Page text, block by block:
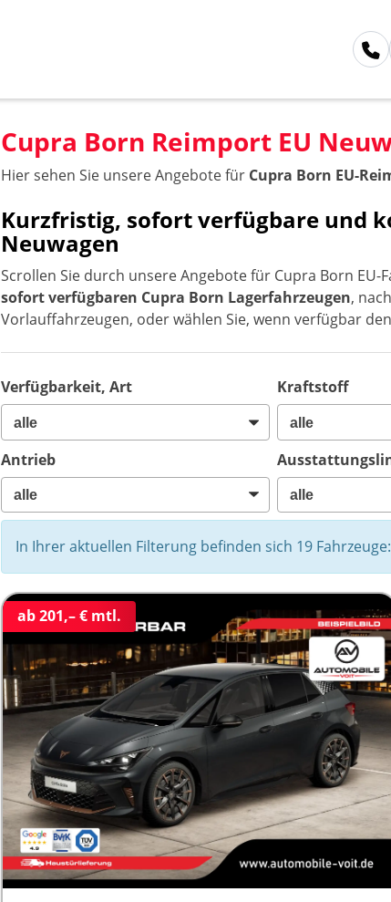
Cupra Born Reimport EU
Hier sehen Sie unsere Angebote für Cupra Born EU-
Kurzfristig, sofort verfügbare und
Neuwagen
Scrollen Sie durch unsere Angebote für Cupra Born EU-
sofort verfügbaren Cupra Born Lagerfahrzeugen,
Vorlauffahrzeugen, oder wählen Sie, wenn verfügbar den
Verfügbarkeit, Art Kraftstoff
Antrieb
In Ihrer aktuellen Filterung befinden sich 19 Fahrzeuge:
ab 201,– € mtl.